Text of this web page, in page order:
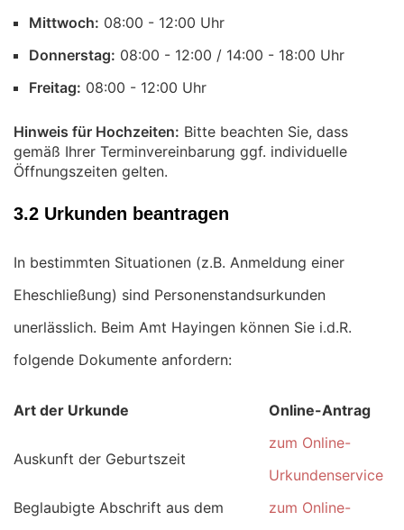
Mittwoch:
Uhr
Donnerstag:
Uhr
Freitag:
Uhr
Hinweis für Hochzeiten: Bitte beachten Sie, dass
gemäß Ihrer Terminvereinbarung ggf. individuelle
Öffnungszeiten gelten.
3.2 Urkunden beantragen
In bestimmten Situationen (z.B. Anmeldung einer
Eheschließung) sind Personenstandsurkunden
unerlässlich. Beim Amt Hayingen können Sie i.d.R.
folgende Dokumente anfordern:
Art der Urkunde Online-Antrag
Auskunft der Geburtszeit
zum Online-
Urkundenservice
Beglaubigte Abschrift aus dem
zum Online-